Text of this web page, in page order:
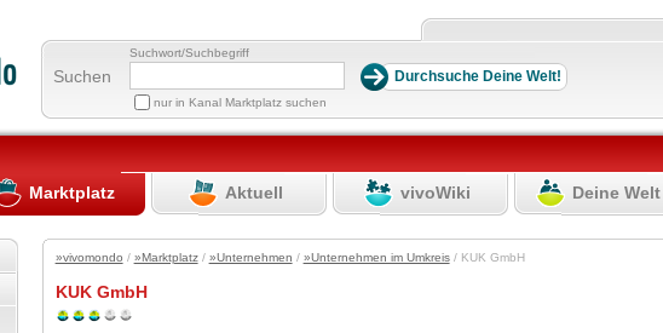
Suchen
Suchwort/Suchbegriff
nur in Kanal Marktplatz suchen
Marktplatz Aktuell vivoWiki Deine Welt
»vivomondo / »Marktplatz/ »Unternehmen / »Unternehmen im Umkreis/ KUK GmbH
KUK GmbH